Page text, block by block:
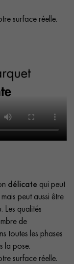
surface réelle.
délicate qui peut
peut aussi être
qualités
de
toutes les phases
la pose.
surface réelle.